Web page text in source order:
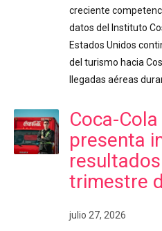
creciente
datos del Instituto
Estados Unidos
del turismo hacia
llegadas aéreas
Coca-
presenta
trimestre
julio 27, 2026